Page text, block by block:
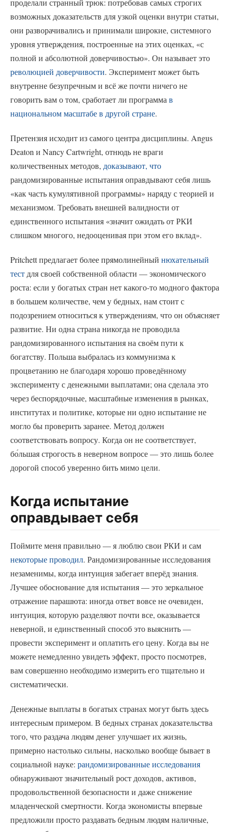
проделали странный трюк: потребовав самых строгих
возможных доказательств для узкой оценки внутри статьи,
они разворачивались и принимали широкие, системного
уровня утверждения, построенные на этих оценках, «с
полной и абсолютной доверчивостью». Он называет это
революцией доверчивости. Эксперимент может быть
внутренне безупречным и всё же почти ничего не
говорить вам о том, сработает ли программа в
национальном масштабе в другой стране.
Претензия исходит из самого центра дисциплины. Angus
Deaton и Nancy Cartwright, отнюдь не враги
количественных методов, доказывают, что
рандомизированные испытания оправдывают себя лишь
«как часть кумулятивной программы» наряду с теорией и
механизмом. Требовать внешней валидности от
единственного испытания «значит ожидать от РКИ
слишком многого, недооценивая при этом его вклад».
Pritchett предлагает более прямолинейный нюхательный
тест для своей собственной области — экономического
роста: если у богатых стран нет какого-то модного фактора
в большем количестве, чем у бедных, нам стоит с
подозрением относиться к утверждениям, что он объясняет
развитие. Ни одна страна никогда не проводила
рандомизированного испытания на своём пути к
богатству. Польша выбралась из коммунизма к
процветанию не благодаря хорошо проведённому
эксперименту с денежными выплатами; она сделала это
через беспорядочные, масштабные изменения в рынках,
институтах и политике, которые ни одно испытание не
могло бы проверить заранее. Метод должен
соответствовать вопросу. Когда он не соответствует,
бо́льшая строгость в неверном вопросе — это лишь более
дорогой способ уверенно бить мимо цели.
Когда испытание
оправдывает себя
Поймите меня правильно — я люблю свои РКИ и сам
некоторые проводил. Рандомизированные исследования
незаменимы, когда интуиция забегает вперёд знания.
Лучшее обоснование для испытания — это зеркальное
отражение парашюта: иногда ответ вовсе не очевиден,
интуиция, которую разделяют почти все, оказывается
неверной, и единственный способ это выяснить —
провести эксперимент и оплатить его цену. Когда вы не
можете немедленно увидеть эффект, просто посмотрев,
вам совершенно необходимо измерить его тщательно и
систематически.
Денежные выплаты в богатых странах могут быть здесь
интересным примером. В бедных странах доказательства
того, что раздача людям денег улучшает их жизнь,
примерно настолько сильны, насколько вообще бывает в
социальной науке: рандомизированные исследования
обнаруживают значительный рост доходов, активов,
продовольственной безопасности и даже снижение
младенческой смертности. Когда экономисты впервые
предложили просто раздавать бедным людям наличные,